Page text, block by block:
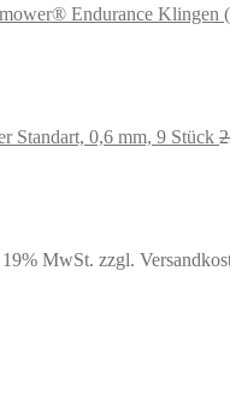
Endurance Klingen
Standart, 0,6 mm, 9 Stück
MwSt. zzgl.